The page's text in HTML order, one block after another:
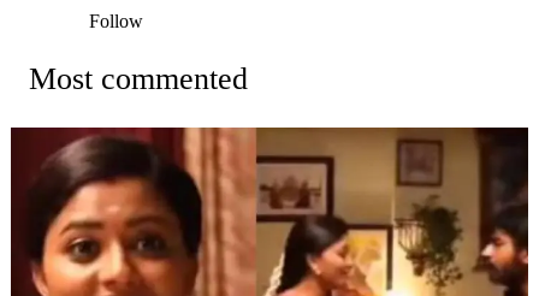
Follow
Most commented